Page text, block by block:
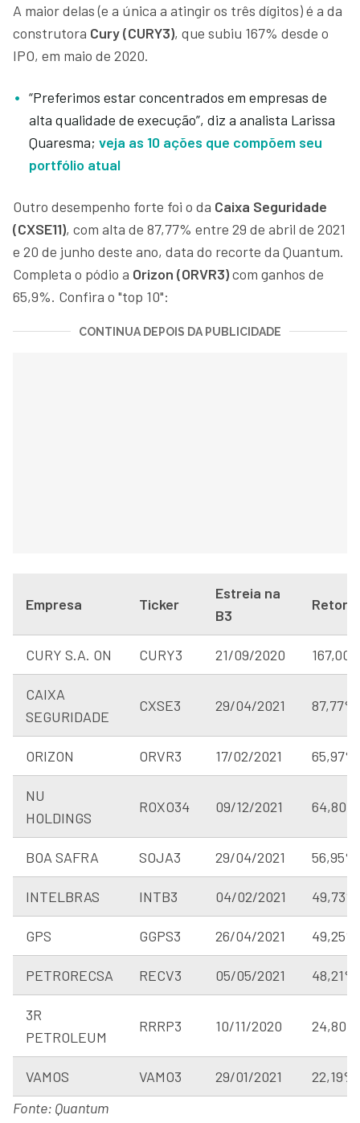
A maior delas (e a única a atingir os três dígitos) é a da
construtora Cury (CURY3), que subiu 167% desde o
IPO, em maio de 2020.
“Preferimos estar concentrados em empresas de
alta qualidade de execução”, diz a analista Larissa
Quaresma; veja as 10 ações que compõem seu
portfólio atual
Outro desempenho forte foi o da Caixa Seguridade
(CXSE11), com alta de 87,77% entre 29 de abril de 2021
e 20 de junho deste ano, data do recorte da Quantum.
Completa o pódio a Orizon (ORVR3)com ganhos de
65,9%. Confira o "top 10":
CONTINUA DEPOIS DA PUBLICIDADE
Empresa Ticker
Estreia na
B3
CURY S.A. ON CURY3 21/09/2020
CAIXA
SEGURIDADE
CXSE3 29/04/2021 87,77%
ORIZON ORVR3 17/02/2021 65,97%
NU
HOLDINGS
ROXO34 09/12/2021 64,80%
BOA SAFRA SOJA3 29/04/2021 56,95%
INTELBRAS INTB3 04/02/2021 49,73%
GPS GGPS3 26/04/2021 49,25%
PETRORECSA RECV3 05/05/2021 48,21%
3R
PETROLEUM
RRRP3 10/11/2020 24,80%
VAMOS VAMO3 29/01/2021
22,19%
Fonte: Quantum